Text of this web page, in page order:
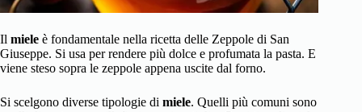
Il miele è fondamentale nella ricetta delle Zeppole di San
Giuseppe. Si usa per rendere più dolce e profumata la pasta. E
viene steso sopra le zeppole appena uscite dal forno.
Si scelgono diverse tipologie di miele. Quelli più comuni sono